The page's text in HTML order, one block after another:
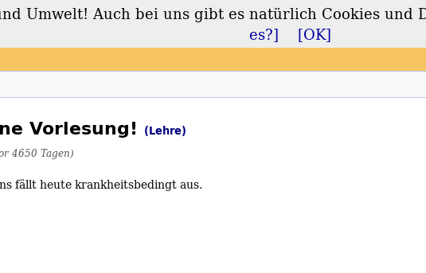
Umwelt
Vorlesung! (Lehre)
4650 Tagen)
fällt heute krankheitsbedingt aus.
Umwelt! Auch bei uns gibt es natürlich Cookies und
es?]
[OK]